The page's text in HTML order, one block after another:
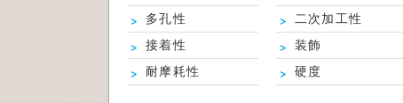
多孔性
二次加工性
接着性
装飾
耐摩耗性
硬度